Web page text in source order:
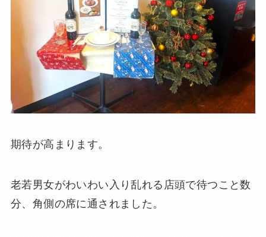
期待が高まります。
老若男女がわいわい入り乱れる店頭で待つこと数
分、角側の席に通されました。